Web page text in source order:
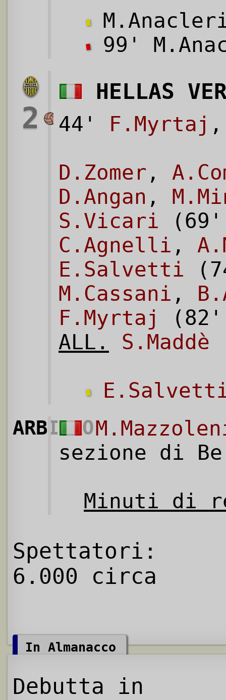
99'
2
HELLAS
44' F.Myrtaj
D.Zomer ,
D.Angan ,
S.Vicari
C.Agnelli ,
E.Salvetti
M.Cassani ,
F.Myrtaj
ALL.
S.Maddè
ARBITRO
sezione di
Minuti di
Spettatori:
6.000 circa
In Almanacco
Debutta in